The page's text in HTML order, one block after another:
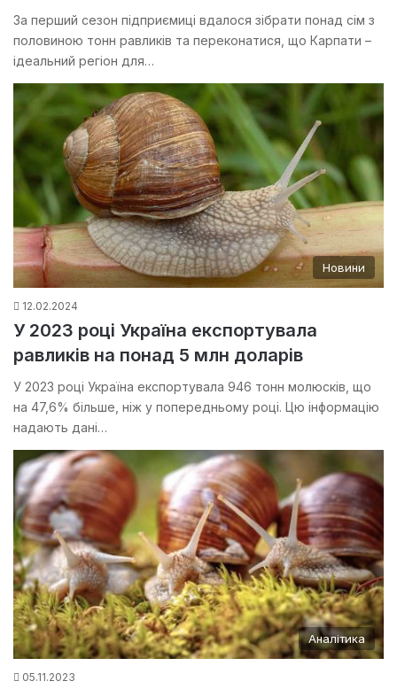
За перший сезон підприємиці вдалося зібрати понад сім з
половиною тонн равликів та переконатися, що Карпати –
ідеальний регіон для…
Новини
12.02.2024
У 2023 році Україна експортувала
равликів на понад 5 млн доларів
У 2023 році Україна експортувала 946 тонн молюсків, що
на 47,6% більше, ніж у попередньому році. Цю інформацію
надають дані…
Аналітика
05.11.2023